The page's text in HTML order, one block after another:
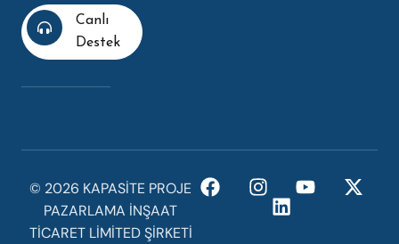
Canlı
Destek
©️ 2026 KAPASİTE PROJE
PAZARLAMA İNŞAAT
TİCARET LİMİTED ŞİRKETİ